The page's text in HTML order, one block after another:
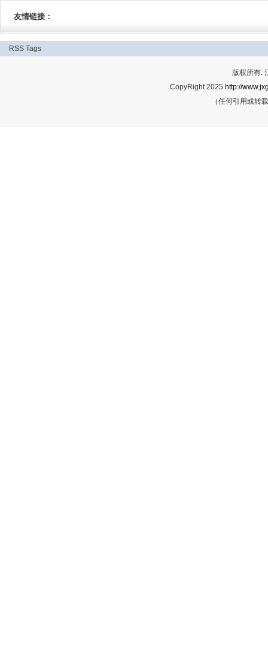
友情链接：
RSS Tags
版权所有:
CopyRight 2025 http://
（任何引用或转